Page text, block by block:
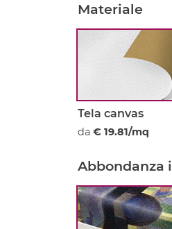
Materiale
Tela canvas
da € 19.81/mq
Abbondanza